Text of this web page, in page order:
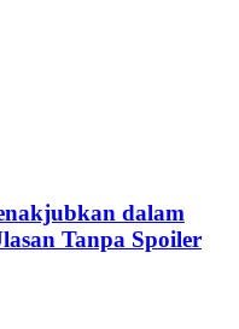
dalam
Tanpa Spoiler